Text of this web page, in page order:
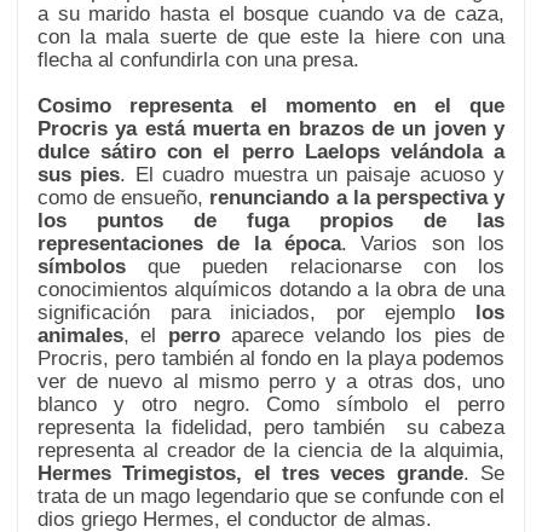
a su marido hasta el bosque cuando va de caza,
con la mala suerte de que este la hiere con una
flecha al confundirla con una presa.
Cosimo representa el momento en el que
Procris ya está muerta en brazos de un joven y
dulce sátiro con el perro Laelops velándola a
sus pies. El cuadro muestra un paisaje acuoso y
como de ensueño, renunciando a la perspectiva y
los puntos de fuga propios de las
representaciones de la época. Varios son los
símbolos que pueden relacionarse con los
conocimientos alquímicos dotando a la obra de una
significación para iniciados, por ejemplo los
animales, el perro aparece velando los pies de
Procris, pero también al fondo en la playa podemos
ver de nuevo al mismo perro y a otras dos, uno
blanco y otro negro. Como símbolo el perro
representa la fidelidad, pero también su cabeza
representa al creador de la ciencia de la alquimia,
Hermes Trimegistos, el tres veces grande. Se
trata de un mago legendario que se confunde con el
dios griego Hermes, el conductor de almas.